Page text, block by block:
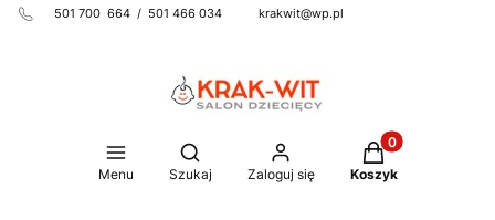
501 700 664 / 501 466 034 krakwit@wp.pl
Menu
Otwórz wyszukiwarkę
Szukaj Zaloguj się
Produkty w
Koszyk